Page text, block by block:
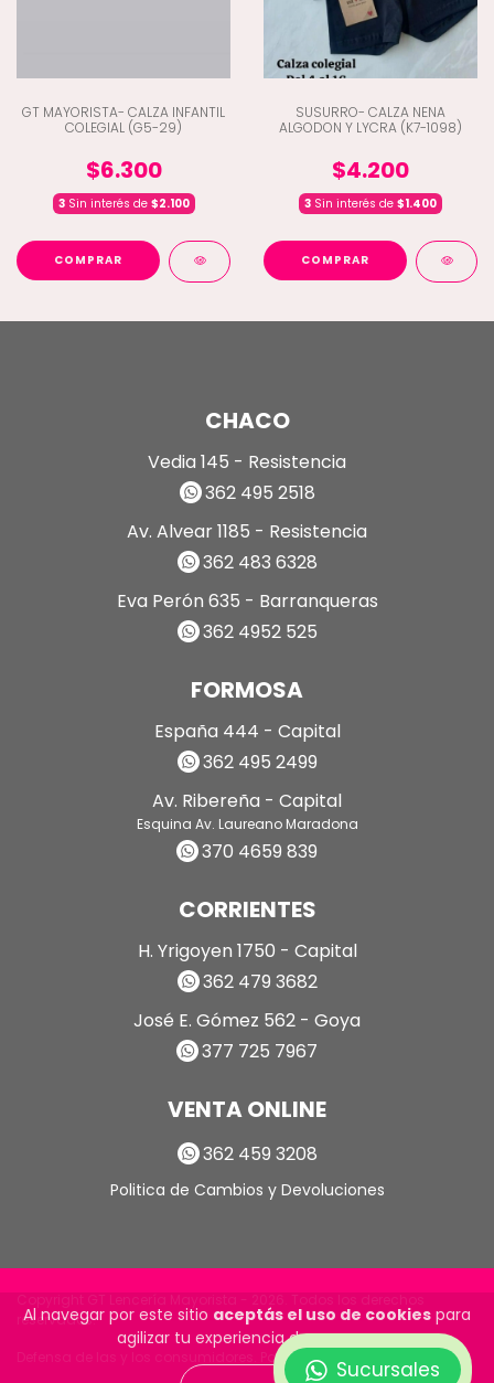
Al navegar por este sitio aceptás el uso de cookies para
agilizar tu experiencia de compra.
GT MAYORISTA- CALZA INFANTIL
COLEGIAL (G5-29)
$6.300
3Sin interés de $2.100
COMPRAR
SUSURRO- CALZA NENA
ALGODON Y LYCRA (K7-1098)
$4.200
3 Sin interés de $1.400
COMPRAR
Sucursales
CHACO
Vedia 145 - Resistencia
362 495 2518
Av. Alvear 1185 - Resistencia
362 483 6328
Eva Perón 635 - Barranqueras
362 4952 525
FORMOSA
España 444 - Capital
362 495 2499
Av. Ribereña - Capital
Esquina Av. Laureano Maradona
370 4659 839
CORRIENTES
H. Yrigoyen 1750 - Capital
362 479 3682
José E. Gómez 562 - Goya
377 725 7967
VENTA ONLINE
362 459 3208
Politica de Cambios y Devoluciones
Copyright GT Lencería Mayorista - 2026. Todos los derechos
reservados.
Defensa de las y los consumidores. Para reclamos
ingrese aquí